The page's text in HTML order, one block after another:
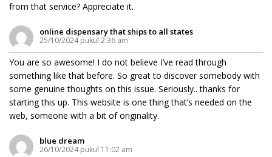
from that service? Appreciate it.
online dispensary that ships to all states
25/10/2024 pukul 2:36 am
You are so awesome! I do not believe I’ve read through
something like that before. So great to discover somebody with
some genuine thoughts on this issue. Seriously.. thanks for
starting this up. This website is one thing that’s needed on the
web, someone with a bit of originality.
blue dream
26/10/2024 pukul 11:02 am